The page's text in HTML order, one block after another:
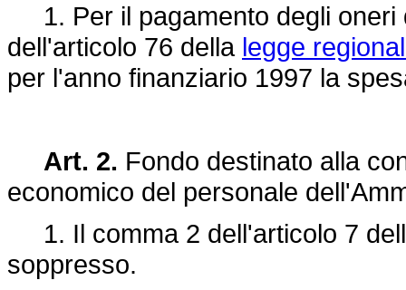
1. Per il pagamento degli oneri
dell'articolo 76 della legge
per l'anno finanziario 1997 la
Art. 2. Fondo destinato alla
economico del personale
1. Il comma 2 dell'articolo 7
soppresso.